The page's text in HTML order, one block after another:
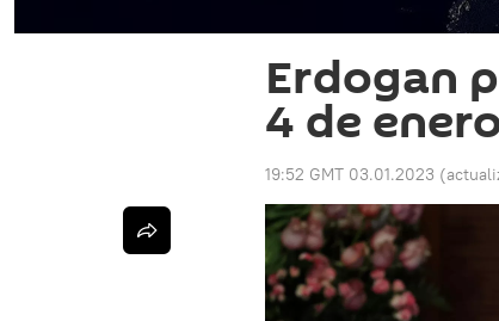
Erdogan
4 de
19:52 GMT 03.01.2023